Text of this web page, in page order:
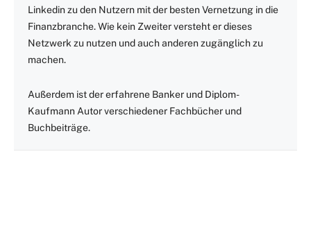
Linkedin zu den Nutzern mit der besten Vernetzung in die
Finanzbranche. Wie kein Zweiter versteht er dieses
Netzwerk zu nutzen und auch anderen zugänglich zu
machen.
Außerdem ist der erfahrene Banker und Diplom-
Kaufmann Autor verschiedener Fachbücher und
Buchbeiträge.